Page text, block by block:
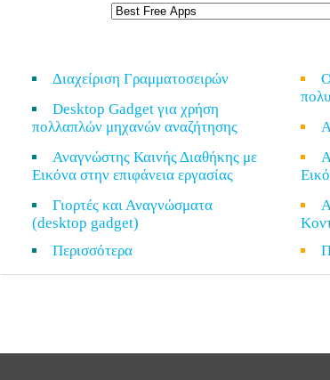
Διαχείριση Γραμματοσειρών
Desktop Gadget για χρήση
πολλαπλών μηχανών αναζήτησης
Αναγνώστης Καινής Διαθήκης με
Εικόνα στην επιφάνεια εργασίας
Γιορτές και Αναγνώσματα
(desktop gadget)
Περισσότερα